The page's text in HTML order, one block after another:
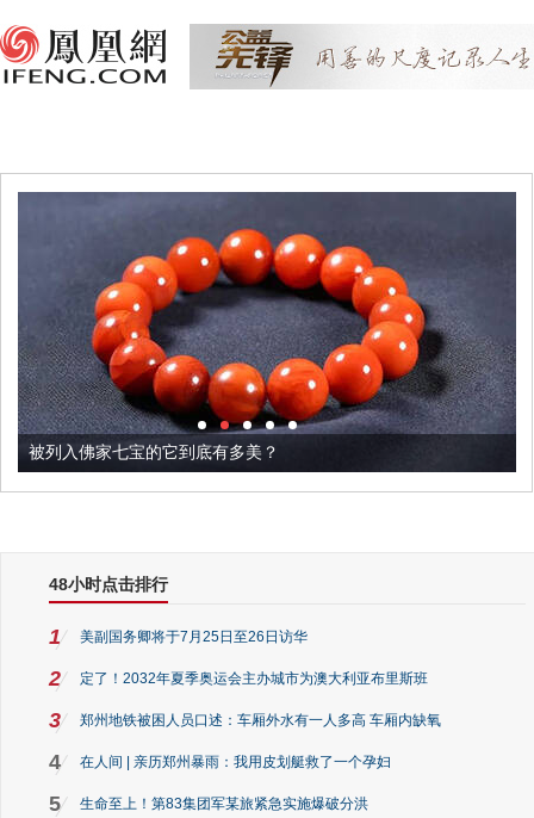
被列入佛家七宝的它到底有多美？
48小时点击排行
1 美副国务卿将于7月25日至26日访华
2 定了！2032年夏季奥运会主办城市为澳大利亚布里斯班
3 郑州地铁被困人员口述：车厢外水有一人多高 车厢内缺氧
4 在人间 | 亲历郑州暴雨：我用皮划艇救了一个孕妇
5 生命至上！第83集团军某旅紧急实施爆破分洪